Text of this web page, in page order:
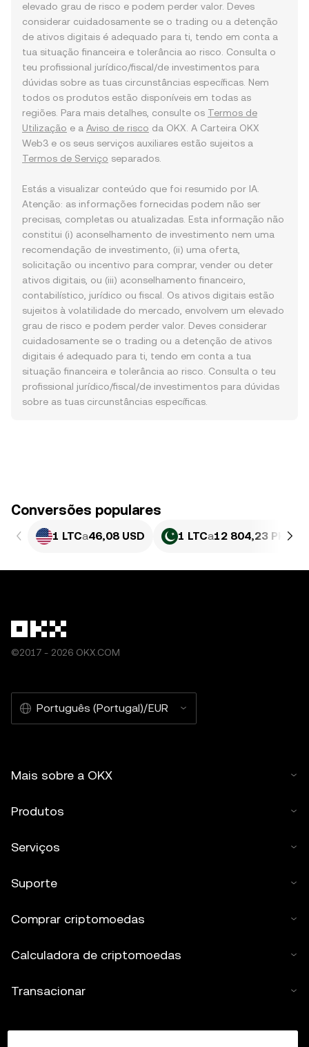
elevado grau de risco e podem perder valor. Deves
considerar cuidadosamente se o trading ou a detenção
de ativos digitais é adequado para ti, tendo em conta a
tua situação financeira e tolerância ao risco. Consulta o
teu profissional jurídico/fiscal/de investimentos para
dúvidas sobre as tuas circunstâncias específicas. Nem
todos os produtos estão disponíveis em todas as
regiões. Para mais detalhes, consulte os Termos de
Utilização e a Aviso de risco da OKX. A Carteira OKX
Web3 e os seus serviços auxiliares estão sujeitos a
Termos de Serviço separados.
Estás a visualizar conteúdo que foi resumido por IA.
Atenção: as informações fornecidas podem não ser
precisas, completas ou atualizadas. Esta informação não
constitui (i) aconselhamento de investimento nem uma
recomendação de investimento, (ii) uma oferta,
solicitação ou incentivo para comprar, vender ou deter
ativos digitais, ou (iii) aconselhamento financeiro,
contabilístico, jurídico ou fiscal. Os ativos digitais estão
sujeitos à volatilidade do mercado, envolvem um elevado
grau de risco e podem perder valor. Deves considerar
cuidadosamente se o trading ou a detenção de ativos
digitais é adequado para ti, tendo em conta a tua
situação financeira e tolerância ao risco. Consulta o teu
profissional jurídico/fiscal/de investimentos para dúvidas
sobre as tuas circunstâncias específicas.
Conversões populares
1 LTCa46,08 USD 1 LTCa12 804,23 PKR
©2017 - 2026 OKX.COM
Português (Portugal)/EUR
Mais sobre a OKX
Produtos
Serviços
Suporte
Comprar criptomoedas
Calculadora de criptomoedas
Transacionar